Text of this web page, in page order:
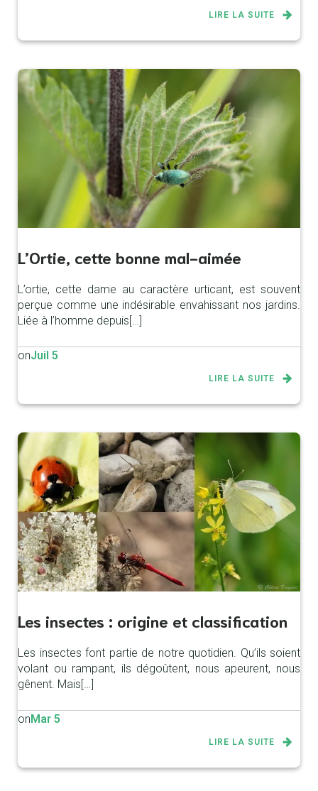
LIRE LA SUITE
L’Ortie, cette bonne mal-aimée
L’ortie, cette dame au caractère urticant, est souvent
perçue comme une indésirable envahissant nos jardins.
Liée à l’homme depuis[…]
onJuil 5
LIRE LA SUITE
Les insectes : origine et classification
Les insectes font partie de notre quotidien. Qu’ils soient
volant ou rampant, ils dégoûtent, nous apeurent, nous
gênent. Mais[…]
onMar 5
LIRE LA SUITE